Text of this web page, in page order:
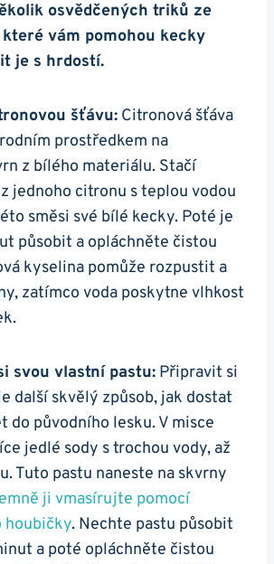
osvědčených triků ⁣ze
vám pomohou ⁤kecky
je s hrdostí.
šťávu: Citronová ‍šťáva
prostředkem na
z bílého materiálu. Stačí
jednoho⁤ citronu s teplou vodou
směsi své bílé kecky. Poté je
působit a opláchněte čistou
kyselina pomůže rozpustit⁢ a
zatímco voda poskytne vlhkost
svou vlastní pastu: Připravit si
další ‍skvělý způsob, jak ​dostat
do původního⁤ lesku. V misce
jedlé sody s trochou vody, až
Tuto pastu naneste na‌ skvrny
ji vmasírujte pomocí
houbičky.​ Nechte pastu působit
a poté opláchněte čistou